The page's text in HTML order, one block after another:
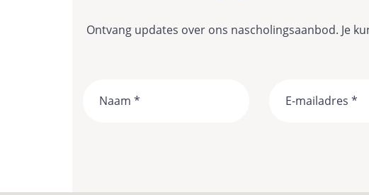
Ontvang updates over ons nascholingsaanbod. Je